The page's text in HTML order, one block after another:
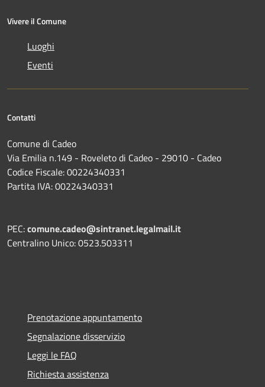
Vivere il Comune
Luoghi
Eventi
Contatti
Comune di Cadeo
Via Emilia n.149 - Roveleto di Cadeo - 29010 - Cadeo
Codice Fiscale: 00224340331
Partita IVA: 00224340331
PEC:comune.cadeo@sintranet.legalmail.it
Centralino Unico: 0523.503311
Prenotazione appuntamento
Segnalazione disservizio
Leggi le FAQ
Richiesta assistenza